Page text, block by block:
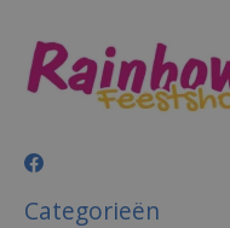
Categorieën